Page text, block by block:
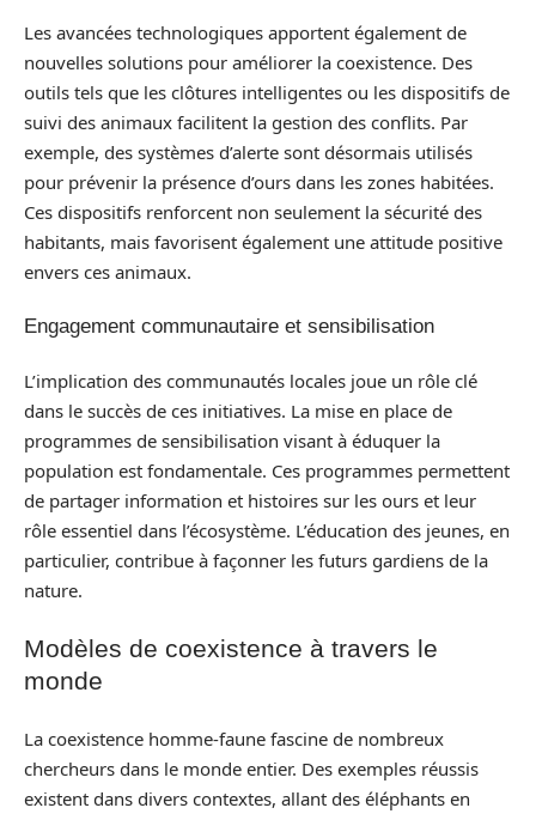
Les avancées technologiques apportent également de
nouvelles solutions pour améliorer la coexistence. Des
outils tels que les clôtures intelligentes ou les dispositifs de
suivi des animaux facilitent la gestion des conflits. Par
exemple, des systèmes d’alerte sont désormais utilisés
pour prévenir la présence d’ours dans les zones habitées.
Ces dispositifs renforcent non seulement la sécurité des
habitants, mais favorisent également une attitude positive
envers ces animaux.
Engagement communautaire et sensibilisation
L’implication des communautés locales joue un rôle clé
dans le succès de ces initiatives. La mise en place de
programmes de sensibilisation visant à éduquer la
population est fondamentale. Ces programmes permettent
de partager information et histoires sur les ours et leur
rôle essentiel dans l’écosystème. L’éducation des jeunes, en
particulier, contribue à façonner les futurs gardiens de la
nature.
Modèles de coexistence à travers le
monde
La coexistence homme-faune fascine de nombreux
chercheurs dans le monde entier. Des exemples réussis
existent dans divers contextes, allant des éléphants en